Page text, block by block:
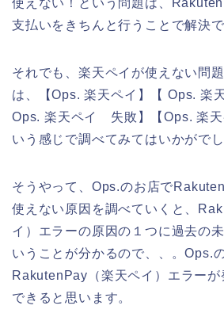
支払いをきちんと行うことで解決
それでも、楽天ペイが使えない問
は、【Ops. 楽天ペイ】【 Ops. 楽
Ops. 楽天ペイ 失敗】【Ops. 楽
いう感じで調べてみてはいかがで
そうやって、Ops.のお店で
使えない原因を調べていくと、
イ）エラーの原因の１つに過去の
いうことが分かるので、、。Ops.
RakutenPay（楽天ペイ）エラー
できると思います。